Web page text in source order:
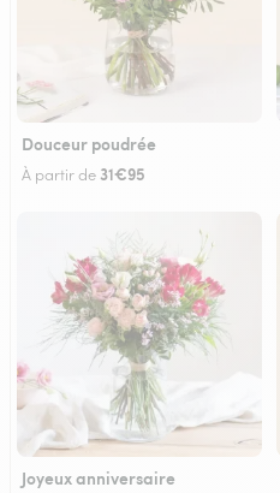
Douceur poudrée
À partir de 31€95
Joyeux anniversaire